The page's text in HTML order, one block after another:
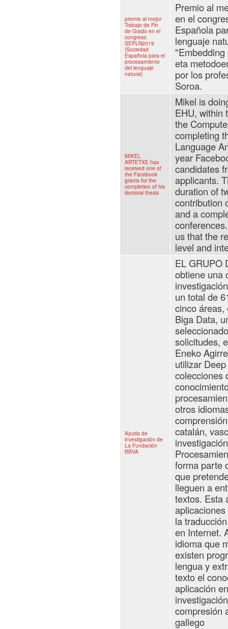
premio al mejor
Trabajo de Fin
de Grado en el
congreso
SEPLN2019
(Sociedad
Española para el
procesamiento
del lenguaje
natural)
Premio al
en el
Española
lenguaje
eta
por los
Soroa.
MIKEL
ARTETXE has
received one of
the Facebook
grants for the
completion of his
doctoral thesis
Mikel is
EHU, within
the
completing
Language
year
candidates
applicants.
duration of
contribution
and a
us that the
level and
Ayuda de
investigación de
La Fundación
BBVA
EL GRUPO
obtiene una
un total de
cinco áreas,
Biga Data,
solicitudes,
Eneko
utilizar
colecciones
otros
catalán,
forma parte
que
lleguen a
textos. Esta
la
en Internet.
idioma que
existen
lengua y
texto el
aplicación
compresión
gallego